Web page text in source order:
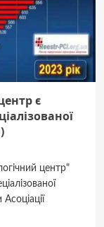
є
центр"